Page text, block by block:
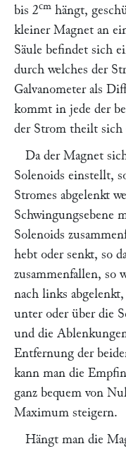
bis 2cm hängt,
kleiner Magnet an
Säule befindet sich
durch welches der
Galvanometer als
kommt in jede der
der Strom theilt sich
Da der Magnet
Solenoids einstellt,
Stromes abgelenkt
Schwingungsebene
Solenoids
hebt oder senkt, so
zusammenfallen, so
nach links
unter oder über die
und die
Entfernung der
kann man die
ganz bequem von
Maximum steigern.
Hängt man die